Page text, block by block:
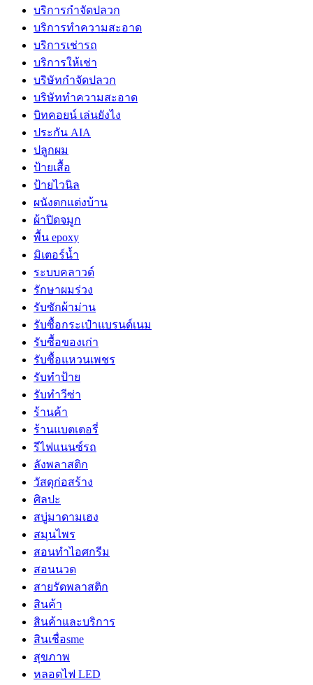
บริการกำจัดปลวก
บริการทำความสะอาด
บริการเช่ารถ
บริการให้เช่า
บริษัทกำจัดปลวก
บริษัททำความสะอาด
บิทคอยน์ เล่นยังไง
ประกัน AIA
ปลูกผม
ป้ายเสื้อ
ป้ายไวนิล
ผนังตกแต่งบ้าน
ผ้าปิดจมูก
พื้น epoxy
มิเตอร์น้ำ
ระบบคลาวด์
รักษาผมร่วง
รับซักผ้าม่าน
รับซื้อกระเป๋าแบรนด์เนม
รับซื้อของเก่า
รับซื้อแหวนเพชร
รับทำป้าย
รับทำวีซ่า
ร้านค้า
ร้านแบตเตอรี่
รีไฟแนนซ์รถ
ลังพลาสติก
วัสดุก่อสร้าง
ศิลปะ
สบู่มาดามเฮง
สมุนไพร
สอนทำไอศกรีม
สอนนวด
สายรัดพลาสติก
สินค้า
สินค้าและบริการ
สินเชื่อsme
สุขภาพ
หลอดไฟ LED